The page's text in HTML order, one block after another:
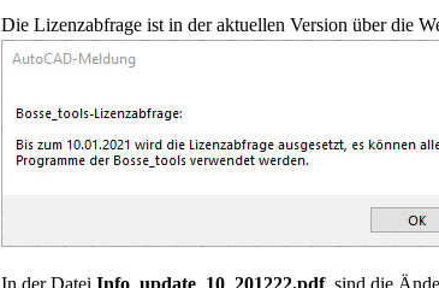
Die Lizenzabfrage ist in der aktuellen Version über die
In der Datei Info_update_10_201222.pdf, sind die